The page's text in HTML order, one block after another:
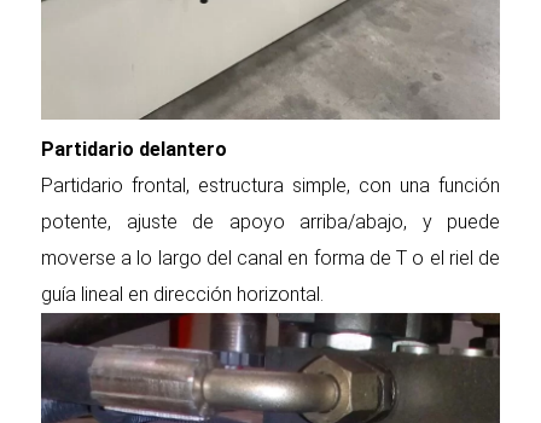
Partidario delantero
Partidario frontal, estructura simple, con una función
potente, ajuste de apoyo arriba/abajo, y puede
moverse a lo largo del canal en forma de T o el riel de
guía lineal en dirección horizontal.